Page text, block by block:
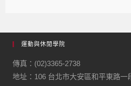
運動與休閒學院
傳真：(02)3365-2738
地址：106 台北市大安區和平東路一